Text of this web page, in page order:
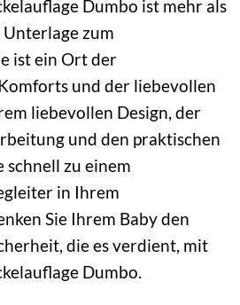
Dumbo ist mehr als
zum
ist ein Ort der
und der liebevollen
liebevollen Design, der
und den praktischen
zu einem
in Ihrem
Sie Ihrem Baby den
die es verdient, mit
Dumbo.